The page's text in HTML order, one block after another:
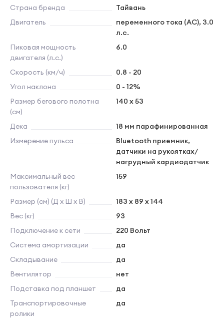
Страна бренда
Тайвань
Двигатель
переменного тока (AC), 3.0
л.с.
Пиковая мощность
двигателя (л.с.)
6.0
Скорость (км/ч)
0.8 - 20
Угол наклона
0 - 12%
Размер бегового полотна
(см)
140 х 53
Дека
18 мм парафинированная
Измерение пульса
Bluetooth приемник,
датчики на рукоятках/
нагрудный кардиодатчик
Максимальный вес
пользователя (кг)
159
Размер (см) (Д х Ш х В)
183 х 89 х 144
Вес (кг)
93
Подключение к сети
220 Вольт
Система амортизации
да
Складывание
да
Вентилятор
нет
Подставка под планшет
да
Транспортировочные
ролики
да